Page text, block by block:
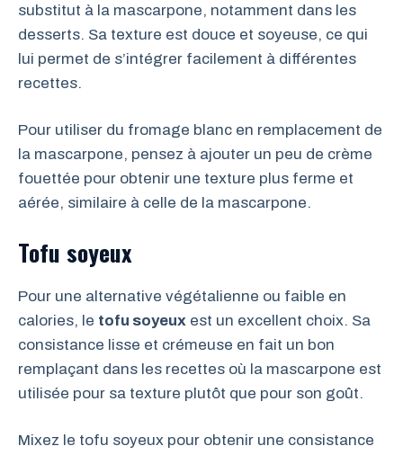
substitut à la mascarpone, notamment dans les
desserts. Sa texture est douce et soyeuse, ce qui
lui permet de s’intégrer facilement à différentes
recettes.
Pour utiliser du fromage blanc en remplacement de
la mascarpone, pensez à ajouter un peu de crème
fouettée pour obtenir une texture plus ferme et
aérée, similaire à celle de la mascarpone.
Tofu soyeux
Pour une alternative végétalienne ou faible en
calories, le tofu soyeux est un excellent choix. Sa
consistance lisse et crémeuse en fait un bon
remplaçant dans les recettes où la mascarpone est
utilisée pour sa texture plutôt que pour son goût.
Mixez le tofu soyeux pour obtenir une consistance